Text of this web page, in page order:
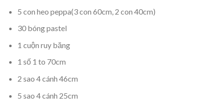
5 con heo peppa(3 con 60cm, 2 con 40cm)
30 bóng pastel
1 cuộn ruy băng
1 số 1 to 70cm
2 sao 4 cánh 46cm
5 sao 4 cánh 25cm